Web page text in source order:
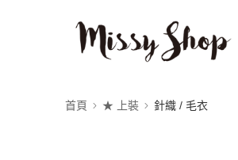
首頁 ★ 上裝 針織 / 毛衣